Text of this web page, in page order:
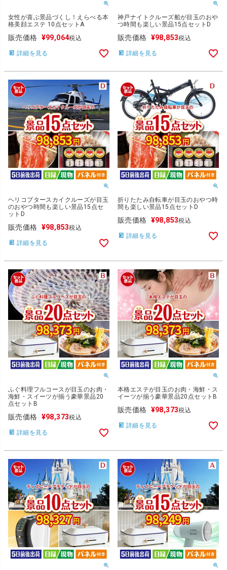
女性が喜ぶ景品づくし！えらべる本
格美顔エステ 10点セットA
販売価格 ¥99,064税込
詳細を見る
神戸ナイトクルーズ船が目玉のおや
つ時間も楽しい景品15点セットD
販売価格 ¥98,853税込
詳細を見る
ヘリコプタースカイクルーズが目玉
のおやつ時間も楽しい景品15点セ
ットD
販売価格 ¥98,853税込
詳細を見る
折りたたみ自転車が目玉のおやつ時
間も楽しい景品15点セットD
販売価格 ¥98,853税込
詳細を見る
ふぐ料理フルコースが目玉のお肉・
海鮮・スイーツが揃う豪華景品20
点セットB
販売価格 ¥98,373税込
詳細を見る
本格エステが目玉のお肉・海鮮・ス
イーツが揃う豪華景品20点セットB
販売価格 ¥98,373税込
詳細を見る